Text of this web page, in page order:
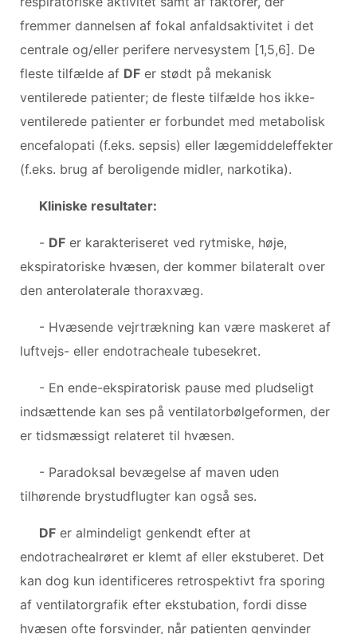
fremmer dannelsen af ​​fokal anfaldsaktivitet i det
centrale og/eller perifere nervesystem [1,5,6]. De
fleste tilfælde af DF er stødt på mekanisk
ventilerede patienter; de fleste tilfælde hos ikke-
ventilerede patienter er forbundet med metabolisk
encefalopati (f.eks. sepsis) eller lægemiddeleffekter
(f.eks. brug af beroligende midler, narkotika).
Kliniske resultater:
- DF er karakteriseret ved rytmiske, høje,
ekspiratoriske hvæsen, der kommer bilateralt over
den anterolaterale thoraxvæg.
- Hvæsende vejrtrækning kan være maskeret af
luftvejs- eller endotracheale tubesekret.
- En ende-ekspiratorisk pause med pludseligt
indsættende kan ses på ventilatorbølgeformen, der
er tidsmæssigt relateret til hvæsen.
- Paradoksal bevægelse af maven uden
tilhørende brystudflugter kan også ses.
DF er almindeligt genkendt efter at
endotrachealrøret er klemt af eller ekstuberet. Det
kan dog kun identificeres retrospektivt fra sporing
af ventilatorgrafik efter ekstubation, fordi disse
hvæsen ofte forsvinder, når patienten genvinder